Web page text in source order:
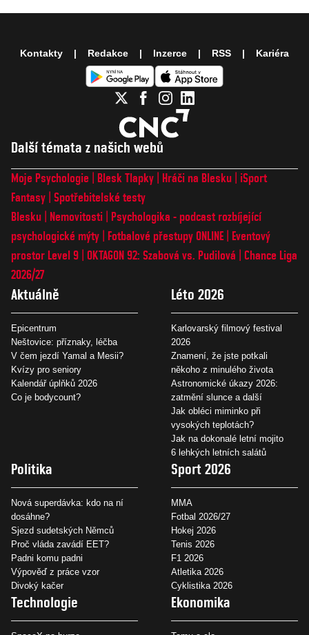
Další témata z našich webů
Moje Psychologie Blesk Tlapky Hráči na Blesku
iSport
Fantasy Spotřebitelské testy
Blesku
Nemovitosti
Psychologika - podcast rozbíjející
psychologické mýty
Fotbalové přestupy ONLINE
Eventový
prostor Level 9 OKTAGON 92: Szabová vs. Pudilová
Chance Liga
2026/27
Aktuálně
Epicentrum
Neštovice: příznaky, léčba
V čem jezdí Yamal a Mesii?
Kvízy pro seniory
Kalendář úplňků 2026
Co je bodycount?
Léto 2026
Karlovarský filmový festival
2026
Znamení, že jste potkali
někoho z minulého života
Astronomické úkazy 2026:
zatmění slunce a další
Jak obléci miminko při
vysokých teplotách?
Jak na dokonalé letní mojito
6 lehkých letních salátů
Politika
Nová superdávka: kdo na ní
dosáhne?
Sjezd sudetských Němců
Proč vláda zavádí EET?
Padni komu padni
Výpověď z práce vzor
Divoký kačer
Sport 2026
MMA
Fotbal 2026/27
Hokej 2026
Tenis 2026
F1 2026
Atletika 2026
Cyklistika 2026
Technologie Ekonomika
Kontakty Redakce Inzerce RSS Kariéra